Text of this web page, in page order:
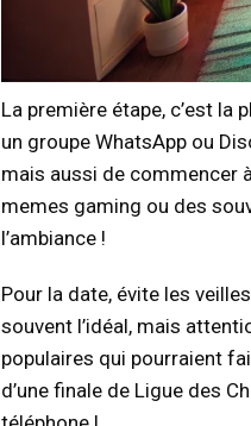
La première étape, c’est la
un groupe WhatsApp ou
mais aussi de commencer
memes gaming ou des
l’ambiance !
Pour la date, évite les
souvent l’idéal, mais
populaires qui pourraient
d’une finale de Ligue des